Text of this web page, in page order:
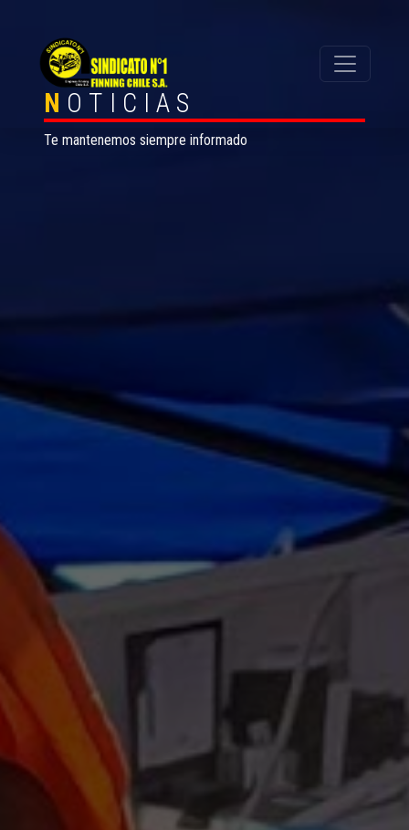
N OTICIAS
Te mantenemos siempre informado